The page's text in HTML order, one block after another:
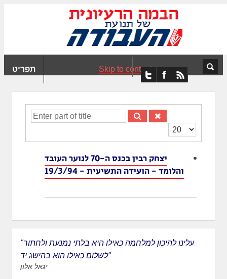
תפריט Skip to content
Enter
of
הצגת
#
יצחק רבין בכנס ה-70 לנוער העובד
והלומד - הועידה התשיעית - 19/3/94
"עלינו להיכון למלחמה כאילו היא בלתי נמנעת ולחתור
לשלום כאילו הוא בהישג יד"
יגאל אלון